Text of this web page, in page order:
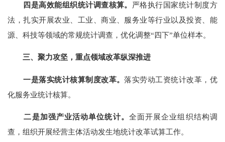
四是高效能组织统计调查核算。 严格执行国家统计制度方
法，扎实开展农业、工业、商业、服务业等行业以及投资、能
源、科技等领域的常规统计调查，优化调整“四下”单位样本。
三、聚力攻坚，重点领域改革纵深推进
一是落实统计核算制度改革。落实劳动工资统计改革，优
化服务业统计核算。
二是加强产业活动单位统计。 全面开展企业组织结构调
查，组织开展经营主体活动发生地统计改革试算工作。